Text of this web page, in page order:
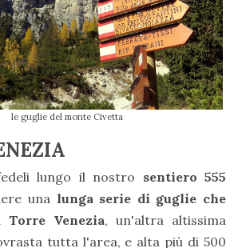
le guglie del monte Civetta
lungo il nostro sentiero 555
unalunga serie di guglie che
Venezia, un'altra altissima
tutta l'area, e alta più di 500